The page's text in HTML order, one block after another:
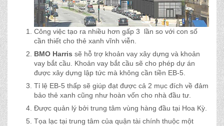
Công việc tạo ra nhiều hơn gấp 3 lần so với con số
cần thiết cho thẻ xanh vĩnh viễn.
BMO Harris sẽ hỗ trợ khoản vay xây dựng và khoản
vay bắt cầu. Khoản vay bắt cầu sẽ cho phép dự án
được xây dựng lập tức mà không cần tiền EB-5.
Tỉ lệ EB-5 thấp sẽ giúp đạt được cả 2 mục đích về đảm
bảo thẻ xanh cũng như hoàn vốn cho nhà đầu tư.
Được quản lý bởi trung tâm vùng hàng đầu tại Hoa Kỳ.
Tọa lạc tại trung tâm của quận tài chính thuộc một